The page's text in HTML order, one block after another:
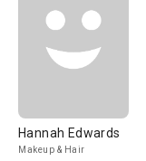
Hannah Edwards
Makeup & Hair